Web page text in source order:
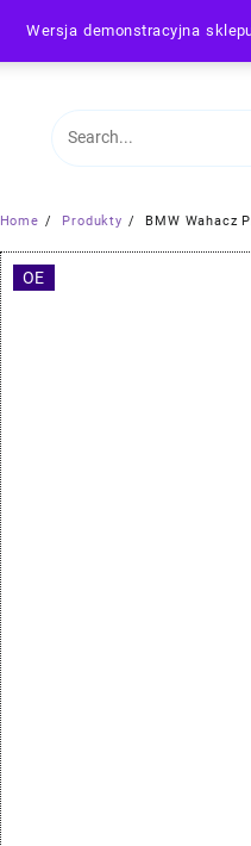
Wersja demonstracyjna
Home Produkty BMW Wahacz
OE